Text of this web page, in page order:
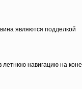
являются подделкой
навигацию на